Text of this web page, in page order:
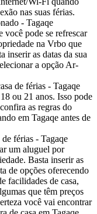
nas suas férias.
- Tagaqe
você pode se refrescar
na Vrbo que
inserir as datas da sua
a opção Ar-
de férias - Tagaqe
ou 21 anos. Isso pode
as regras do
em Tagaqe antes de
férias - Tagaqe
um aluguel por
Basta inserir as
de opções oferecendo
facilidades de casa,
que têm preços
você vai encontrar